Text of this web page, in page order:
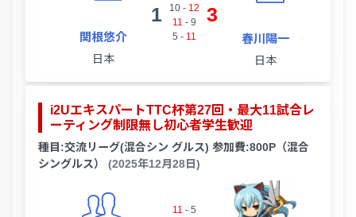
関根悠介
日本
1
10- 12
11 - 9
5 - 11
3
春川陽一
日本
i2UエキスパートTTC杯第27回・最大11試合レ
ーティング制限無し初心者学生歓迎
種目:交流リーグ(混合シン グルス) 参加費:800P（混合
シングルス）
(2025年12月28日)
11 - 5